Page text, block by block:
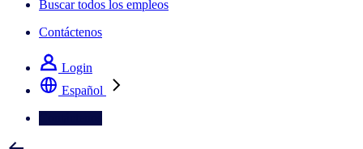
Buscar todos los empleos
Contáctenos
Login
Español